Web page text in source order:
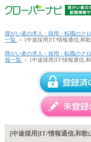
障がい者の求人・採用・転職のク
一覧 > [中途採用]IT/情報通信,和
障がい者の求人・採用・転職のク
報一覧 > [中途採用]IT/情報通信,
[中途採用]IT/情報通信,和歌